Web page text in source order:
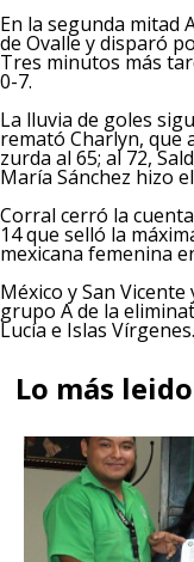
En la segunda mitad
de Ovalle y disparó
Tres minutos más
0-7.
La lluvia de goles
remató Charlyn, que
zurda al 65; al 72,
María Sánchez hizo
Corral cerró la
14 que selló la
mexicana femenina
México y San
grupo A de la
Lucía e Islas Vírgenes.
Lo más leido